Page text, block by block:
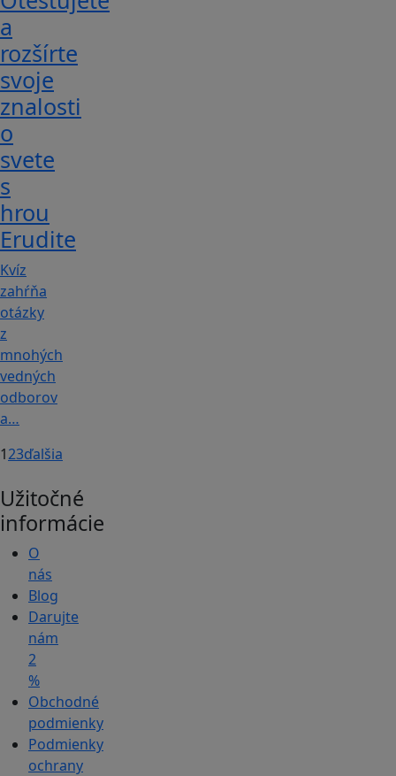
a
rozšírte
svoje
znalosti
o
svete
s
hrou
Erudite
Kvíz
zahŕňa
otázky
z
mnohých
vedných
odborov
a…
123ďalšia
Užitočné
informácie
O
nás
Blog
Darujte
nám
2
%
Obchodné
podmienky
Podmienky
ochrany